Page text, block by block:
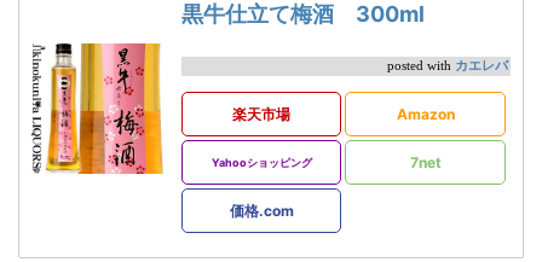
黒牛仕立て梅酒 300ml
posted with カエレバ
楽天市場 Amazon
Yahooショッピング 7net
価格.com